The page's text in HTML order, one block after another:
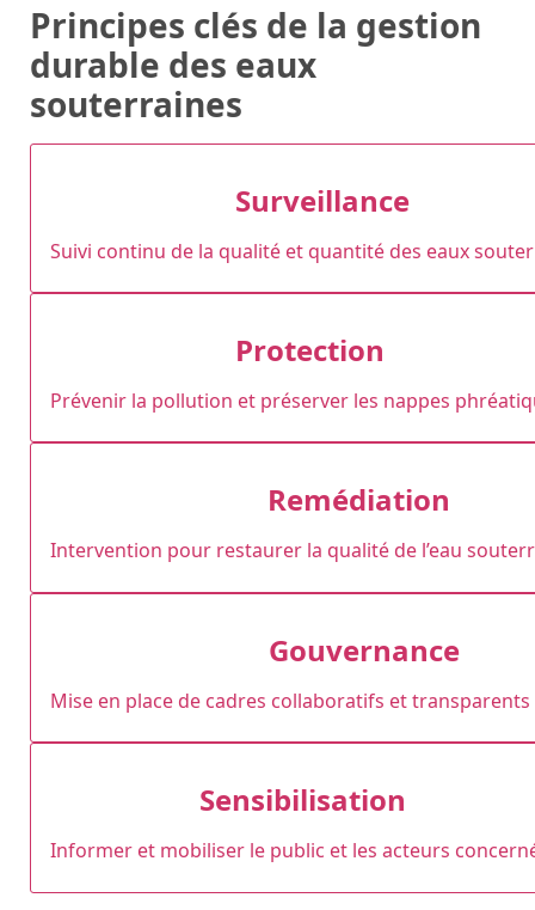
Principes clés de la gestion
durable des eaux
souterraines
Surveillance
Suivi continu de la qualité et quantité des eaux
Protection
Prévenir la pollution et préserver les nappes
Remédiation
Intervention pour restaurer la qualité de l’eau
Gouvernance
Mise en place de cadres collaboratifs et
Sensibilisation
Informer et mobiliser le public et les acteurs